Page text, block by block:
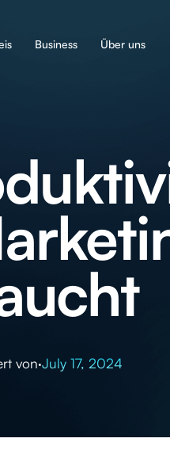
Business Über uns
von·July 17, 2024